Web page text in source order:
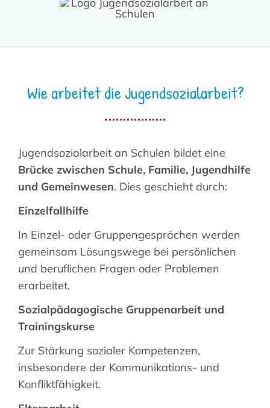
Wie arbeitet die Jugendsozialarbeit?
Jugendsozialarbeit an Schulen bildet eine
Brücke zwischen Schule, Familie, Jugendhilfe
und Gemeinwesen. Dies geschieht durch:
Einzelfallhilfe
In Einzel- oder Gruppengesprächen werden
gemeinsam Lösungswege bei persönlichen
und beruflichen Fragen oder Problemen
erarbeitet.
Sozialpädagogische Gruppenarbeit und
Trainingskurse
Zur Stärkung sozialer Kompetenzen,
insbesondere der Kommunikations- und
Konfliktfähigkeit.